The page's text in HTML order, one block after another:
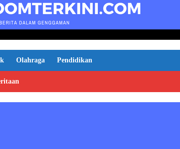
Olahraga Pendidikan